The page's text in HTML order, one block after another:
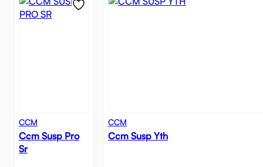
CCM
Ccm Susp Pro
Sr
CCM
Ccm Susp Yth